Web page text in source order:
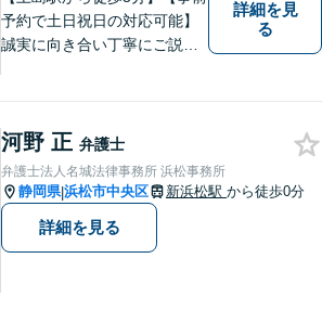
予約で土日祝日の対応可能】
誠実に向き合い丁寧にご説明
詳細を見
る
河野 正 弁護士
弁護士法人名城法律事務所 浜松事務所
静岡県|浜松市中央区 新浜松駅 から徒歩0分
詳細を見る